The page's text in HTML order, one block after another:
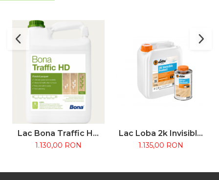
Lac Bona Traffic HD
4.95L - Bicomponent
pentru trafic intens
1.130,00 RON
Lac Loba 2k Invisible
Protect A.T.
1.135,00 RON